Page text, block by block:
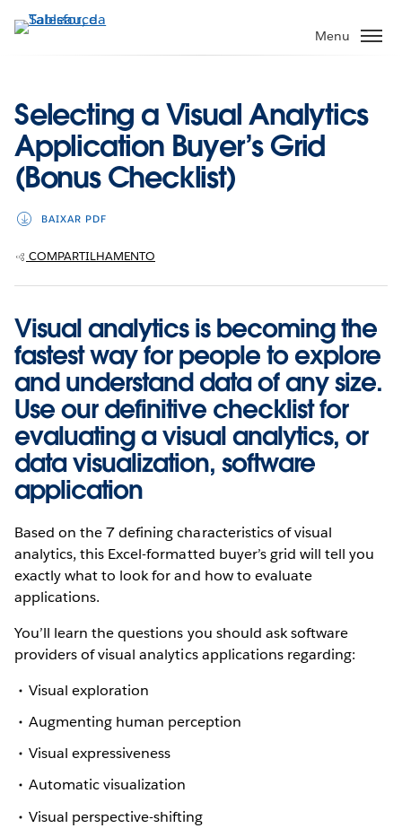
Pular
para
Menu
Selecting a Visual Analytics
Application Buyer’s Grid
(Bonus Checklist)
BAIXAR PDF
COMPARTILHAMENTO
Visual analytics is becoming the
fastest way for people to explore
and understand data of any size.
Use our definitive checklist for
evaluating a visual analytics, or
data visualization, software
application
Based on the 7 defining characteristics of visual
analytics, this Excel-formatted buyer’s grid will tell you
exactly what to look for and how to evaluate
applications.
You’ll learn the questions you should ask software
providers of visual analytics applications regarding:
Visual exploration
Augmenting human perception
Visual expressiveness
Automatic visualization
Visual perspective-shifting